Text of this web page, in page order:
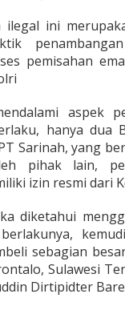
ilegal ini
pemisahan
aspek
hanya dua
Sarinah, yang
pihak lain,
izin resmi dari
diketahui
sebagian
Sulawesi
Dirtipidter